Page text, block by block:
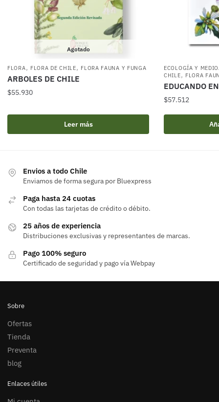
Agotado
FLORA, FLORA DE CHILE, FLORA FAUNA Y FUNGA
ARBOLES DE CHILE
$55.930
Leer más
ECOLOGÍA Y
CHILE, FLORA
EDUCANDO
$57.512
Envios a todo Chile
Enviamos de forma segura por Bluexpress
Paga hasta 24 cuotas
Con todas las tarjetas de crédito o débito.
25 años de experiencia
Distribuciones exclusivas y representantes de marcas.
Pago 100% seguro
Certificado de seguridad y pago vía Webpay
Sobre
Ofertas
Tienda
Preventa
blog
Enlaces útiles